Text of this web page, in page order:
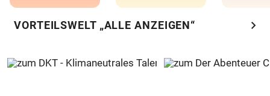
VORTEILSWELT „ALLE ANZEIGEN“ chevron_right